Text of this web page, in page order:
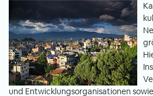
und Entwicklungsorganisationen